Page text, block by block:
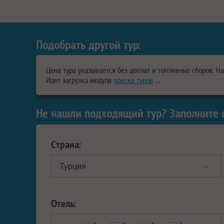
Подобрать другой тур:
Цена тура указывается без доплат и топливных сборов.
Идет загрузка модуля поиска туров …
Не нашли подходящий тур?
Страна:
Отель: